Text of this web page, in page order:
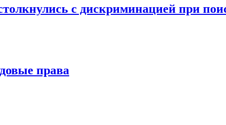
с дискриминацией при
права